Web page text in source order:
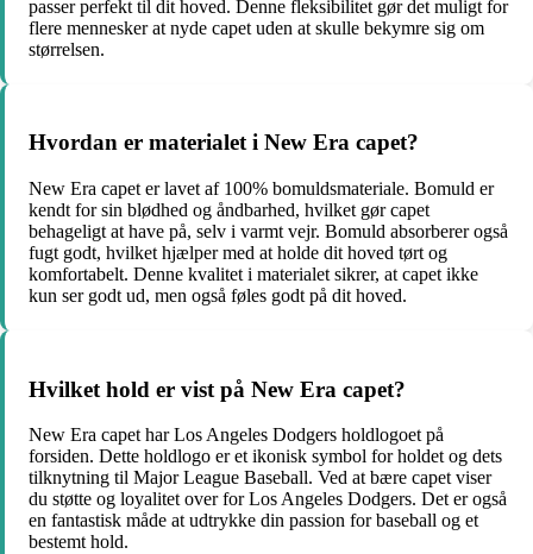
passer perfekt til dit hoved. Denne fleksibilitet gør det muligt for
flere mennesker at nyde capet uden at skulle bekymre sig om
størrelsen.
Hvordan er materialet i New Era capet?
New Era capet er lavet af 100% bomuldsmateriale. Bomuld er
kendt for sin blødhed og åndbarhed, hvilket gør capet
behageligt at have på, selv i varmt vejr. Bomuld absorberer også
fugt godt, hvilket hjælper med at holde dit hoved tørt og
komfortabelt. Denne kvalitet i materialet sikrer, at capet ikke
kun ser godt ud, men også føles godt på dit hoved.
Hvilket hold er vist på New Era capet?
New Era capet har Los Angeles Dodgers holdlogoet på
forsiden. Dette holdlogo er et ikonisk symbol for holdet og dets
tilknytning til Major League Baseball. Ved at bære capet viser
du støtte og loyalitet over for Los Angeles Dodgers. Det er også
en fantastisk måde at udtrykke din passion for baseball og et
bestemt hold.